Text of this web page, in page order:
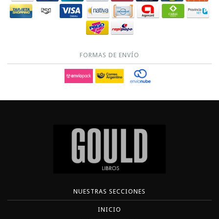
FORMAS DE ENVÍO
NUESTRAS SECCIONES
INICIO